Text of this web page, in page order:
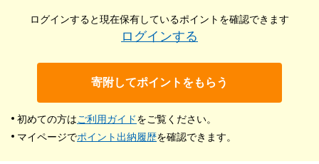
ログインすると現在保有しているポイントを確認できます
ログインする
寄附してポイントをもらう
初めての方はご利用ガイドをご覧ください。
マイページでポイント出納履歴を確認できます。